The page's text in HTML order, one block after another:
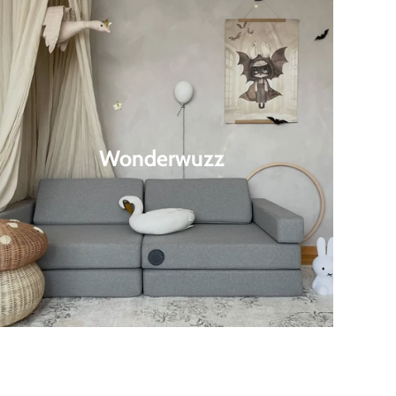
Wonderwuzz